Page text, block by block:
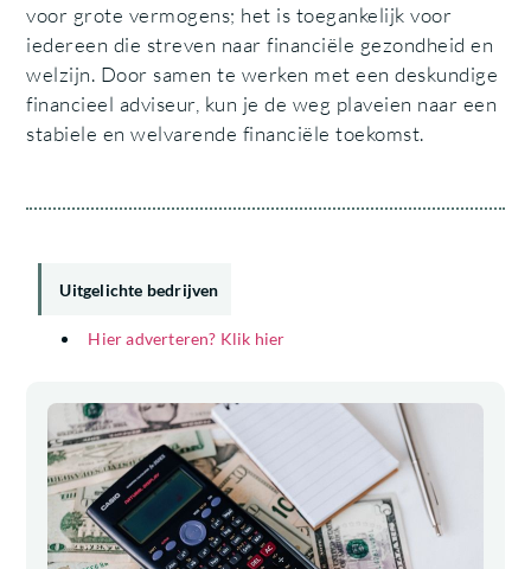
voor grote vermogens; het is toegankelijk voor
iedereen die streven naar financiële gezondheid en
welzijn. Door samen te werken met een deskundige
financieel adviseur, kun je de weg plaveien naar een
stabiele en welvarende financiële toekomst.
Uitgelichte bedrijven
Hier adverteren? Klik hier